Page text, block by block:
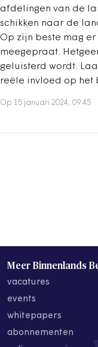
afdelingen van de
schikken naar de
Op zijn beste mag
meegepraat.
geluisterd wordt.
reële invloed op het
Op 15 januari 2024, 09:45
Meer Binnenlands
vacatures
events
whitepapers
abonnementen